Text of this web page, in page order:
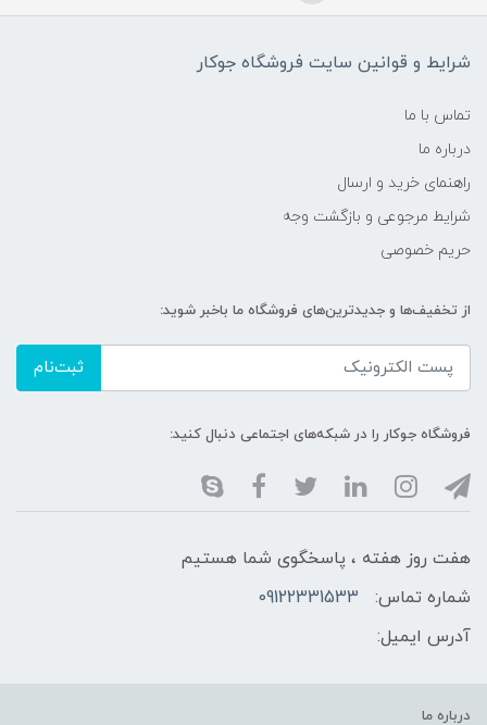
شرایط و قوانین سایت فروشگاه جوکار
تماس با ما
درباره ما
راهنمای خرید و ارسال
شرایط مرجوعی و بازگشت وجه
حریم خصوصی
از تخفیف‌ها و جدیدترین‌های فروشگاه ما باخبر شوید:
ثبت‌نام
فروشگاه جوکار را در شبکه‌های اجتماعی دنبال کنید:
هفت روز هفته ، پاسخگوی شما هستیم
شماره تماس:
09122331533
آدرس ایمیل:
درباره ما